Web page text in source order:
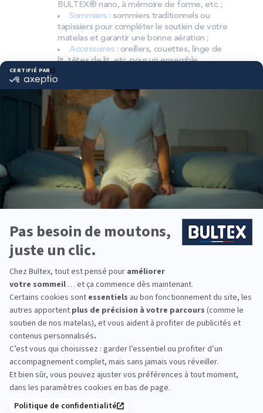
BULTEX® nano, à mémoire de forme, etc. ;
Sommiers : sommiers traditionnels ou
tapissiers pour compléter le soutien de votre
matelas et garantir une bonne aération ;
Accessoires: oreillers, couettes, linge de
lit, têtes de lit, etc. pour un ensemble
Pourquoi choisir Bultex
comme literie ?
Bultex est la marque la plus détenue par les
Français*. Un savoir‑faire reconnu et une
technologie de mousse BULTEX® conçue pour
Chaque dormeur a ses préférences. La gamme
propose plusieurs niveaux de fermeté et s’associe
au sommier adapté pour ajuster le soutien.
Pour équiper toute la famille, Bultex offre des
solutions adaptées à chaque pièce. Du premier
couchage à la chambre principale, trouvez un
confort cohérent pour tous.
*Marque la plus détenue : 18 599 personnes
Iligo.
D’STOCK MATELAS ONET
LE CHATEA : essayez avant
d’acheter
Rien ne remplace un essai en magasin. Venez
comparer les sensations, vous allonger quelques
minutes sur plusieurs conforts et tester l’accord
matelas/sommier. Prenez le temps d’évaluer ce qui
vous convient.